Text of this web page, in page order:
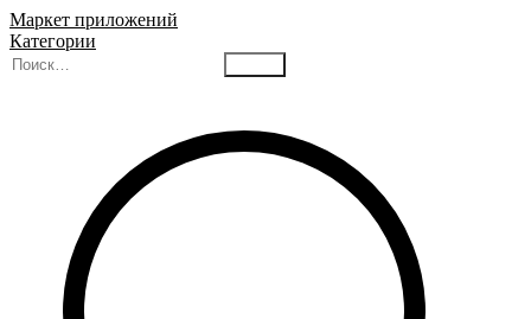
Маркет приложений
Категории